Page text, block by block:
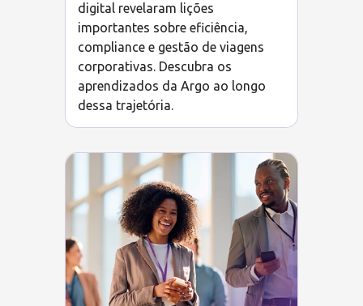
digital revelaram lições
importantes sobre eficiência,
compliance e gestão de viagens
corporativas. Descubra os
aprendizados da Argo ao longo
dessa trajetória.